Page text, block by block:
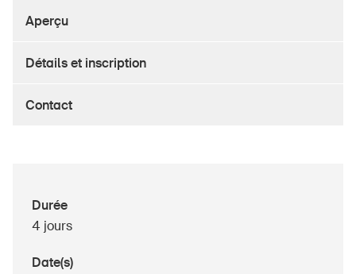
Enfants
École
À propos du BPA
Médias
Politique
Aperçu
Détails et inscription
Contact
Durée
4 jours
Date(s)